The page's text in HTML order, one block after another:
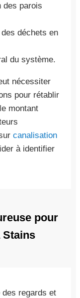
des parois
déchets en
du système.
nécessiter
pour rétablir
montant
canalisation
à identifier
pour
Stains
des regards et